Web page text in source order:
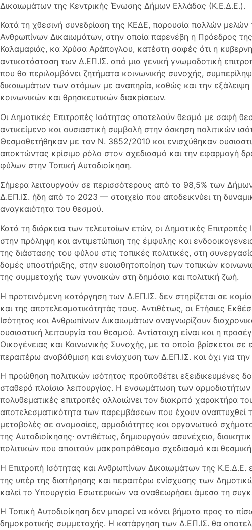
Δικαιωμάτων της Κεντρικής Ένωσης Δήμων Ελλάδας (Κ.Ε.Δ.Ε.).
Κατά τη χθεσινή συνεδρίαση της ΚΕΔΕ, παρουσία πολλών μελών
Ανθρωπίνων Δικαιωμάτων, στην οποία παρενέβη η Πρόεδρος
Καλαμαριάς, κα Χρύσα Αράπογλου, κατέστη σαφές ότι η
αντικατάσταση των Δ.ΕΠ.ΙΣ. από μια γενική γνωμοδοτική
που θα περιλαμβάνει ζητήματα κοινωνικής συνοχής,
δικαιωμάτων των ατόμων με αναπηρία, καθώς και την
κοινωνικών και θρησκευτικών διακρίσεων.
Οι Δημοτικές Επιτροπές Ισότητας αποτελούν θεσμό με σαφή
αντικείμενο και ουσιαστική συμβολή στην άσκηση πολιτικών
Θεσμοθετήθηκαν με τον Ν. 3852/2010 και ενισχύθηκαν
αποκτώντας κρίσιμο ρόλο στον σχεδιασμό και την εφαρμογή
φύλων στην Τοπική Αυτοδιοίκηση.
Σήμερα λειτουργούν σε περισσότερους από το 98,5% των
Δ.ΕΠ.ΙΣ. ήδη από το 2023 — στοιχείο που αποδεικνύει τη
αναγκαιότητα του θεσμού.
Κατά τη διάρκεια των τελευταίων ετών, οι Δημοτικές
στην πρόληψη και αντιμετώπιση της έμφυλης και
της διάστασης του φύλου στις τοπικές πολιτικές, στη
δομές υποστήριξης, στην ευαισθητοποίηση των τοπικών
της συμμετοχής των γυναικών στη δημόσια και πολιτική ζωή.
Η προτεινόμενη κατάργηση των Δ.ΕΠ.ΙΣ. δεν στηρίζεται σε
και της αποτελεσματικότητάς τους. Αντιθέτως, οι Ετήσιες
Ισότητας και Ανθρωπίνων Δικαιωμάτων αναγνωρίζουν
ουσιαστική λειτουργία του θεσμού. Αντίστοιχη είναι και η
Οικογένειας και Κοινωνικής Συνοχής, με το οποίο βρίσκεται σε
περαιτέρω αναβάθμιση και ενίσχυση των Δ.ΕΠ.ΙΣ. και όχι για
Η προώθηση πολιτικών ισότητας προϋποθέτει εξειδικευμένες
σταθερό πλαίσιο λειτουργίας. Η ενσωμάτωση των
πολυθεματικές επιτροπές αλλοιώνει τον διακριτό χαρακτήρα
αποτελεσματικότητα των παρεμβάσεων που έχουν αναπτυχθεί
μεταβολές σε ονομασίες, αρμοδιότητες και οργανωτικά
της Αυτοδιοίκησης· αντιθέτως, δημιουργούν ασυνέχεια,
πολιτικών που απαιτούν μακροπρόθεσμο σχεδιασμό και
Η Επιτροπή Ισότητας και Ανθρωπίνων Δικαιωμάτων της Κ.Ε.Δ.Ε.
της υπέρ της διατήρησης και περαιτέρω ενίσχυσης των
καλεί το Υπουργείο Εσωτερικών να αναθεωρήσει άμεσα τη
Η Τοπική Αυτοδιοίκηση δεν μπορεί να κάνει βήματα προς τα
δημοκρατικής συμμετοχής. Η κατάργηση των Δ.ΕΠ.ΙΣ. θα